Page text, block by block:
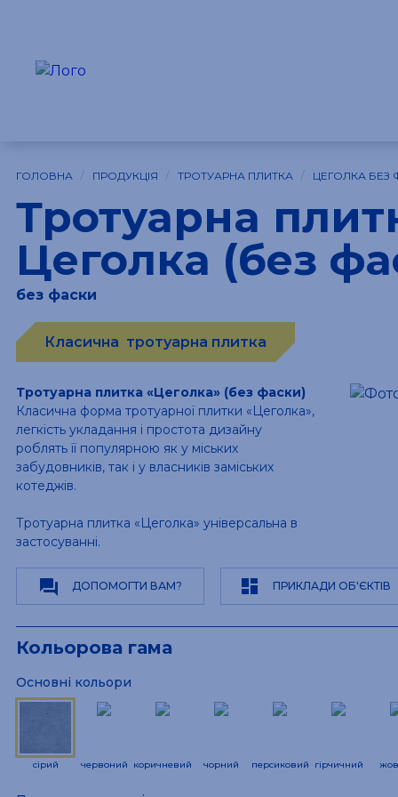
ГОЛОВНА / ПРОДУКЦІЯ / ТРОТУАРНА ПЛИТКА / ЦЕГОЛКА БЕЗ
Тротуарна
Цеголка (без
без фаски
Класична тротуарна плитка
Тротуарна плитка «Цеголка» (без фаски)
Класична форма тротуарної плитки «Цеголка»,
легкість укладання і простота дизайну
роблять її популярною як у міських
забудовників, так і у власників заміських
котеджів.
Тротуарна плитка «Цеголка» універсальна в
застосуванні.
question_answer ДОПОМОГТИ ВАМ? dashboard ПРИКЛАДИ ОБ'ЄКТІВ
Кольорова гама
Основні кольори
сірий червоний коричневий чорний персиковий гірчичний